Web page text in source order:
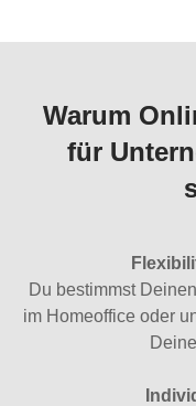
Warum
für
Du bestimmst
im Homeoffice oder